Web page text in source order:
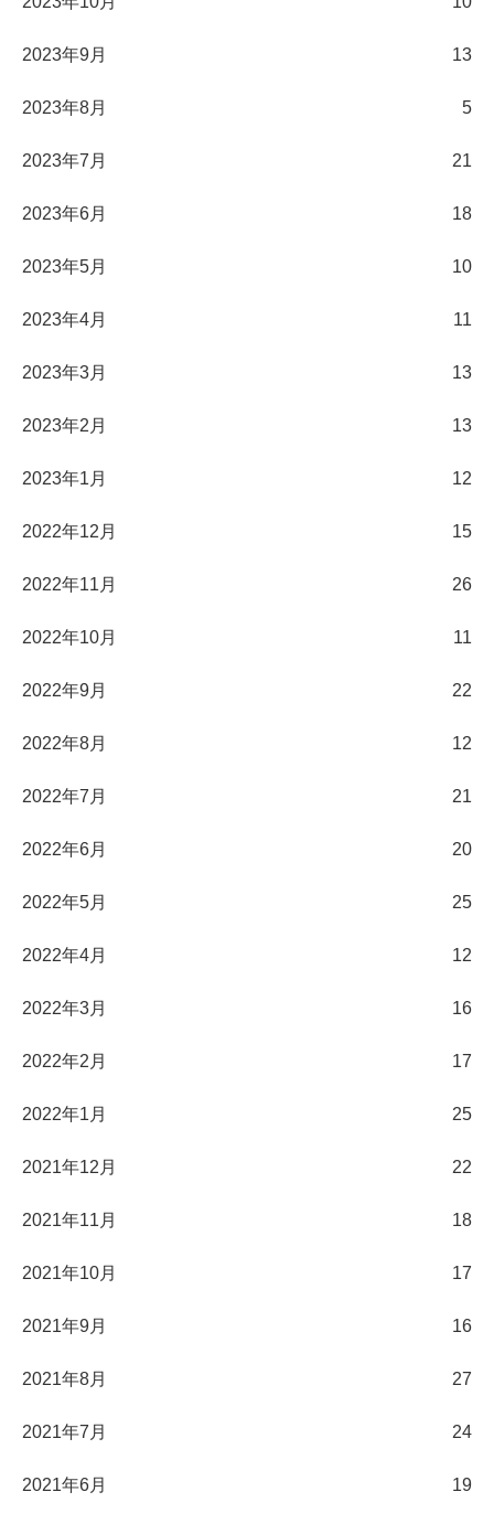
2023年9月 13
2023年8月 5
2023年7月 21
2023年6月 18
2023年5月 10
2023年4月 11
2023年3月 13
2023年2月 13
2023年1月 12
2022年12月 15
2022年11月 26
2022年10月 11
2022年9月 22
2022年8月 12
2022年7月 21
2022年6月 20
2022年5月 25
2022年4月 12
2022年3月 16
2022年2月 17
2022年1月 25
2021年12月 22
2021年11月 18
2021年10月 17
2021年9月 16
2021年8月 27
2021年7月 24
2021年6月 19